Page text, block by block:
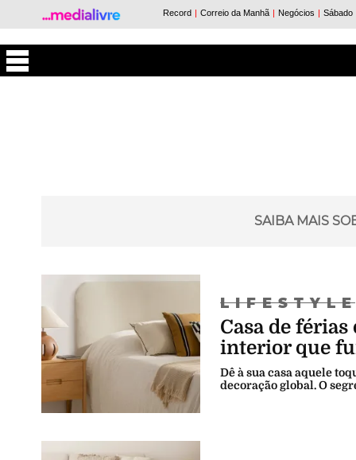
SAIBA MAIS
Casa de
interior que
Dê à sua casa aquele
decoração global. O